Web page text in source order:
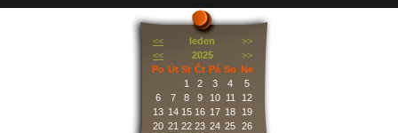
<< leden
>>
<<
2025
>>
Po Út St Čt Pá So Ne
1
2 3 4
5
6
7 8 9 10 11
12
13 14 15 16 17 18
19
20 21 22 23 24 25 26